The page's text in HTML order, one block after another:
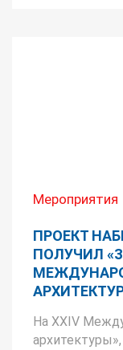
Мероприятия
ПРОЕКТ
ПОЛУЧИЛ
На XXIV